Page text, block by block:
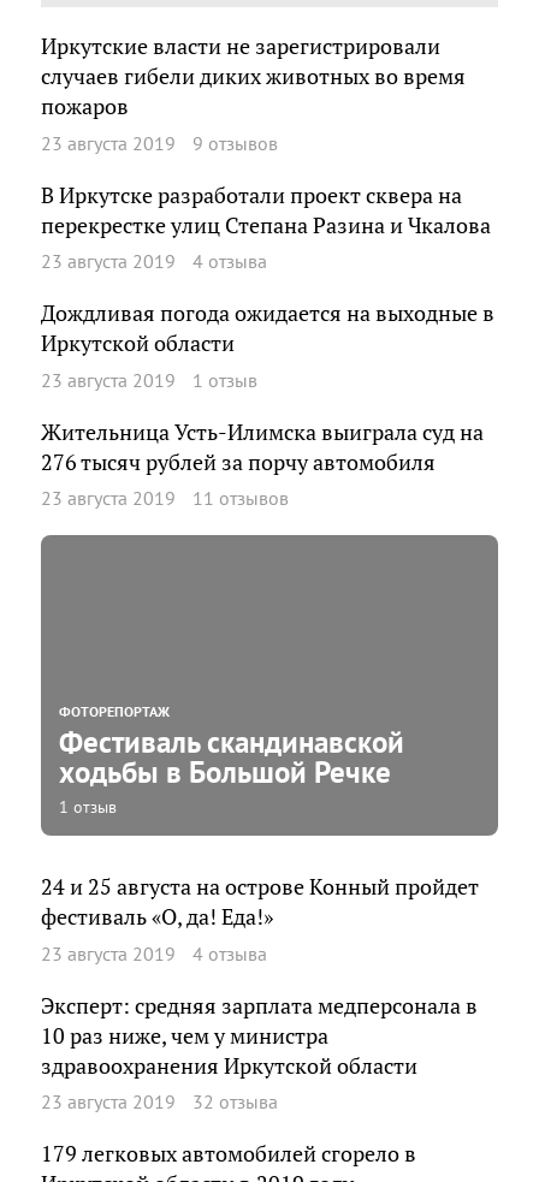
Иркутские власти не зарегистрировали
случаев гибели диких животных во время
пожаров
23 августа 2019 9 отзывов
В Иркутске разработали проект сквера на
перекрестке улиц Степана Разина и Чкалова
23 августа 2019 4 отзыва
Дождливая погода ожидается на выходные в
Иркутской области
23 августа 2019 1 отзыв
Жительница Усть-Илимска выиграла суд на
276 тысяч рублей за порчу автомобиля
23 августа 2019 11 отзывов
ФОТОРЕПОРТАЖ
Фестиваль скандинавской
ходьбы в Большой Речке
1 отзыв
24 и 25 августа на острове Конный пройдет
фестиваль «О, да! Еда!»
23 августа 2019 4 отзыва
Эксперт: средняя зарплата медперсонала в
10 раз ниже, чем у министра
здравоохранения Иркутской области
23 августа 2019 32 отзыва
179 легковых автомобилей сгорело в